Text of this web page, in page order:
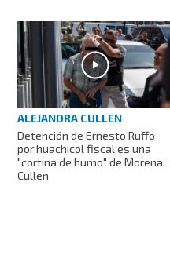
ALEJANDRA CULLEN
Detención de Ernesto Ruffo
por huachicol fiscal es una
"cortina de humo" de Morena:
Cullen